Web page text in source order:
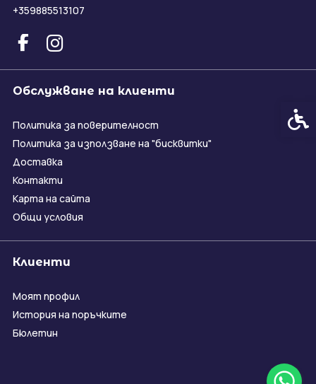
+359885513107
Обслужване на клиенти
Политика за поверителност
Политика за използване на "бисквитки"
Доставка
Контакти
Карта на сайта
Общи условия
Клиенти
Моят профил
История на поръчките
Бюлетин